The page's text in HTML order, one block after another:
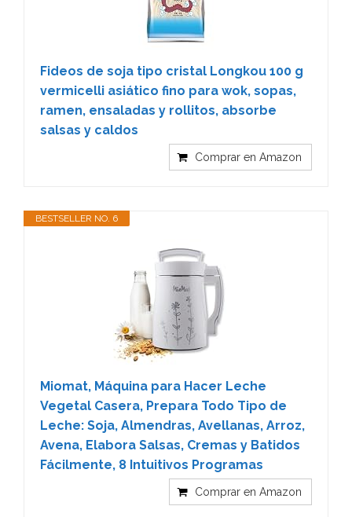
Fideos de soja tipo cristal Longkou 100 g
vermicelli asiático fino para wok, sopas,
ramen, ensaladas y rollitos, absorbe
salsas y caldos
Comprar en Amazon
BESTSELLER NO. 6
Miomat, Máquina para Hacer Leche
Vegetal Casera, Prepara Todo Tipo de
Leche: Soja, Almendras, Avellanas, Arroz,
Avena, Elabora Salsas, Cremas y Batidos
Fácilmente, 8 Intuitivos Programas
Comprar en Amazon